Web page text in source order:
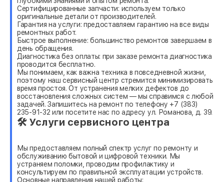
Сертифицированные запчасти: используем только
оригинальные детали от производителей.
Гарантия на услуги: предоставляем гарантию на все виды
ремонтных работ.
Быстрое выполнение: большинство ремонтов завершаем в
день обращения.
Диагностика без оплаты: при заказе ремонта диагностика
проводится бесплатно.
Мы понимаем, как важна техника в повседневной жизни,
поэтому наш сервисный центр стремится минимизировать
время простоя. От устранения мелких дефектов до
восстановления сложных систем — мы справимся с любой
задачей. Запишитесь на ремонт по телефону +7 (383)
235-91-32 или посетите нас по адресу ул. Романова, д. 39.
🛠 Услуги сервисного центра
Мы предоставляем полный спектр услуг по ремонту и
обслуживанию бытовой и цифровой техники. Мы
устраняем поломки, проводим профилактику и
консультируем по правильной эксплуатации устройств.
Основные направления нашей работы: